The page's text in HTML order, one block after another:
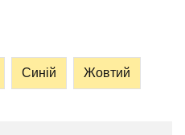
Синій Жовтий